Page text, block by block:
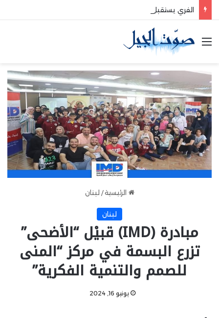
الفري يستقبل نقيب موظفي قاديشا
القائمة
الرئيسية / لبنان
لبنان
مبادرة (IMD) قبيْل “الأضحى”
تزرع البسمة في مركز “المنى
للصمم والتنمية الفكرية”
يونيو 16, 2024